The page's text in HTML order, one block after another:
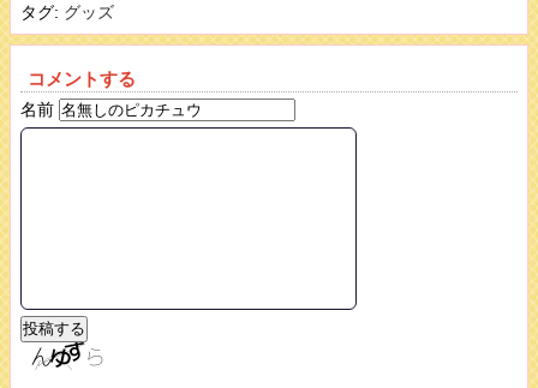
タグ: グッズ
コメントする
名前